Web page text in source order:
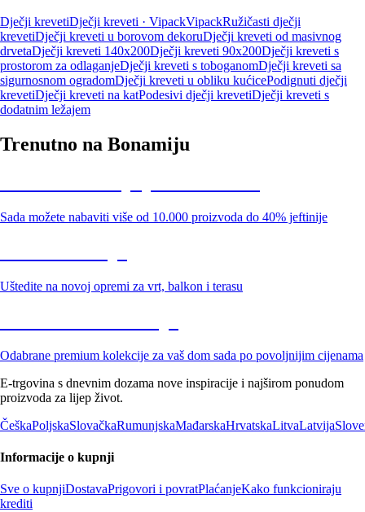
Dječji krevetiDječji kreveti · VipackVipackRužičasti dječji
krevetiDječji kreveti u borovom dekoruDječji kreveti od masivnog
drvetaDječji kreveti 140x200Dječji kreveti 90x200Dječji kreveti s
prostorom za odlaganjeDječji kreveti s toboganomDječji kreveti sa
sigurnosnom ogradomDječji kreveti u obliku kućicePodignuti dječji
krevetiDječji kreveti na katPodesivi dječji krevetiDječji kreveti s
dodatnim ležajem
Trenutno na Bonamiju
Sada možete nabaviti više od 10.000 proizvoda do 40% jeftinije
Uštedite na novoj opremi za vrt, balkon i terasu
Odabrane premium kolekcije za vaš dom sada po povoljnijim cijenama
E-trgovina s dnevnim dozama nove inspiracije i najširom ponudom
proizvoda za lijep život.
ČeškaPoljskaSlovačkaRumunjskaMađarskaHrvatskaLitvaLatvija
Informacije o kupnji
Sve o kupnjiDostavaPrigovori i povratPlaćanjeKako funkcioniraju
krediti